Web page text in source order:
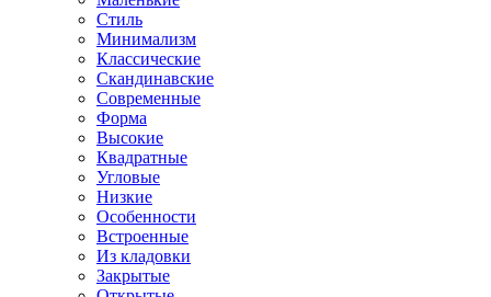
Стиль
Минимализм
Классические
Скандинавские
Современные
Форма
Высокие
Квадратные
Угловые
Низкие
Особенности
Встроенные
Из кладовки
Закрытые